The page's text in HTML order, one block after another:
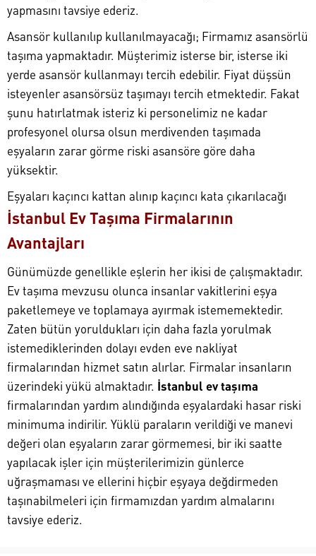
yapmasını tavsiye ederiz.
Asansör kullanılıp kullanılmayacağı; Firmamız asansörlü
taşıma yapmaktadır. Müşterimiz isterse bir, isterse iki
yerde asansör kullanmayı tercih edebilir. Fiyat düşsün
isteyenler asansörsüz taşımayı tercih etmektedir. Fakat
şunu hatırlatmak isteriz ki personelimiz ne kadar
profesyonel olursa olsun merdivenden taşımada
eşyaların zarar görme riski asansöre göre daha
yüksektir.
Eşyaları kaçıncı kattan alınıp kaçıncı kata çıkarılacağı
İstanbul Ev Taşıma Firmalarının
Avantajları
Günümüzde genellikle eşlerin her ikisi de çalışmaktadır.
Ev taşıma mevzusu olunca insanlar vakitlerini eşya
paketlemeye ve toplamaya ayırmak istememektedir.
Zaten bütün yoruldukları için daha fazla yorulmak
istemediklerinden dolayı evden eve nakliyat
firmalarından hizmet satın alırlar. Firmalar insanların
üzerindeki yükü almaktadır. İstanbul ev taşıma
firmalarından yardım alındığında eşyalardaki hasar riski
minimuma indirilir. Yüklü paraların verildiği ve manevi
değeri olan eşyaların zarar görmemesi, bir iki saatte
yapılacak işler için müşterilerimizin günlerce
uğraşmaması ve ellerini hiçbir eşyaya değdirmeden
taşınabilmeleri için firmamızdan yardım almalarını
tavsiye ederiz.